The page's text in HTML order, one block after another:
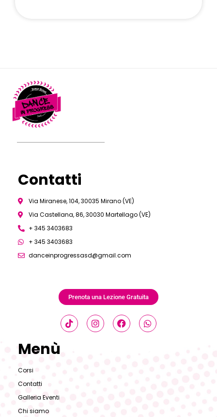
Contatti
Via Miranese, 104, 30035 Mirano (VE)
Via Castellana, 86, 30030 Martellago (VE)
+ 345 3403683
+ 345 3403683
danceinprogressasd@gmail.com
Prenota una Lezione Gratuita
Menù
Corsi
Contatti
Galleria Eventi
Chi siamo